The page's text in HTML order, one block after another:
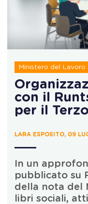
Ministero del
con il
per il
LARA ESPOSITO, 09
In un
pubblicato su
della nota del
libri sociali,